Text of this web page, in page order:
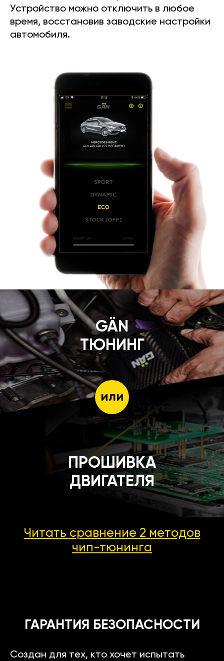
Устройство можно отключить в любое
время, восстановив заводские настройки
автомобиля.
GÄN
ТЮНИНГ
или
ПРОШИВКА
ДВИГАТЕЛЯ
Читать сравнение 2 методов
чип-тюнинга
ГАРАНТИЯ БЕЗОПАСНОСТИ
Создан для тех, кто хочет испытать